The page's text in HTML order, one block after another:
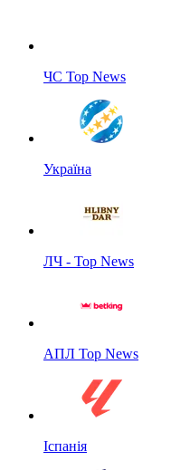
ЧС Top News
Україна
ЛЧ - Top News
АПЛ Top News
Іспанія